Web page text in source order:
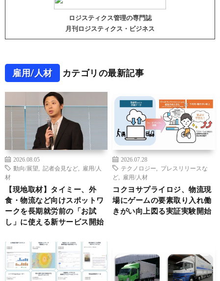
ロジスティクス管理の専門誌
月刊ロジスティクス・ビジネス
雇用/人材 カテゴリの最新記事
2026.08.05
動向/展望
記者会見など
雇用/人
材
【現地取材】タイミー、外
食・物流など向けスポットワ
ークを長期就労前の「お試
し」に使える新サービス開始
2026.07.28
テクノロジー
プレスリリースな
ど
雇用/人材
コクヨサプライロジ、物流現
場にゲームの要素取り入れ働
きがい向上図る実証実験開始